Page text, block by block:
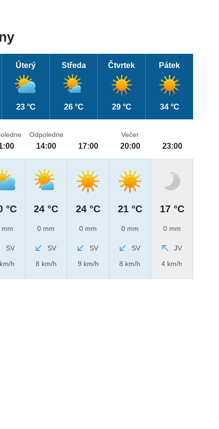
Úterý
23 °C
Středa
26 °C
Čtvrtek
29 °C
Pátek
34 °C
°C
SV
h
Odpoledne
14:00
24 °C
0 mm
SV
8 km/h
17:00
24 °C
0 mm
SV
9 km/h
Večer
20:00
21 °C
0 mm
SV
8 km/h
23:00
17 °C
0 mm
JV
4 km/h